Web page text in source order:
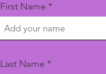
First Name
Last Name